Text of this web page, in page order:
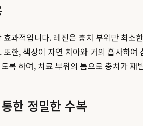
과적입니다. 레진은 충치 부위만 최
한, 색상이 자연 치아와 거의 흡사하
록 하여, 치료 부위의 틈으로 충치가
한 정밀한 수복